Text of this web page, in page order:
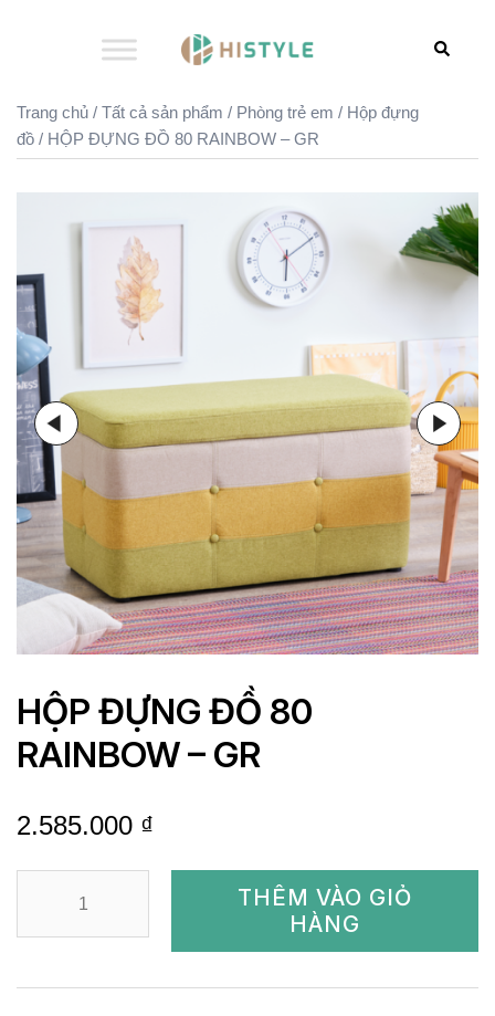
Search
Trang chủ / Tất cả sản phẩm / Phòng trẻ em / Hộp đựng
đồ / HỘP ĐỰNG ĐỒ 80 RAINBOW – GR
HỘP ĐỰNG ĐỒ 80
RAINBOW – GR
2.585.000 ₫
ĐỒ
THÊM VÀO GIỎ
HÀNG